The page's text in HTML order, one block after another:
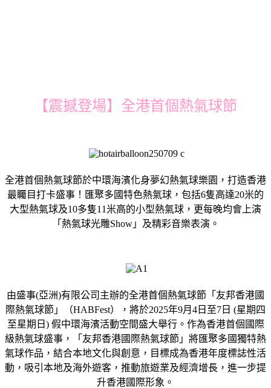
【震撼登場】全港首個熱氣球節
全港首個熱氣球節於中環海濱化身夢幻熱氣球樂園，打造香港
最矚目打卡盛事！匯聚多國特色熱氣球，包括6隻高達20米的
大型熱氣球及10多隻11米高的小型熱氣球，更每晚均會上演
「熱氣球光雕Show」及精彩音樂表演。
由盛事(亞洲)有限公司主辦的全港首個熱氣球節「友邦香港國
際熱氣球節」（HABFest），將於2025年9月4日至7日 (星期四
至星期日) 假中環海濱活動空間盛大舉行。作為香港首個國際
級熱氣球盛事，「友邦香港國際熱氣球節」將匯聚多國獨特熱
氣球作品，結合本地文化與創意，目標成為香港年度標誌性活
動，吸引本地及海外遊客，推動旅遊業及經濟增長，進一步提
升香港國際形象。